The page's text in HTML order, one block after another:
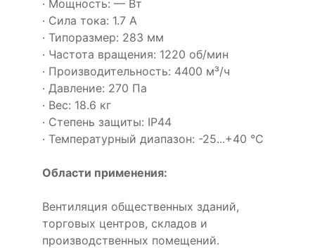
· Мощность: — Вт
· Сила тока: 1.7 А
· Типоразмер: 283 мм
· Частота вращения: 1220 об/мин
· Производительность: 4400 м³/ч
· Давление: 270 Па
· Вес: 18.6 кг
· Степень защиты: IP44
· Температурный диапазон: -25...+40 °C
Области применения:
Вентиляция общественных зданий,
торговых центров, складов и
производственных помещений.